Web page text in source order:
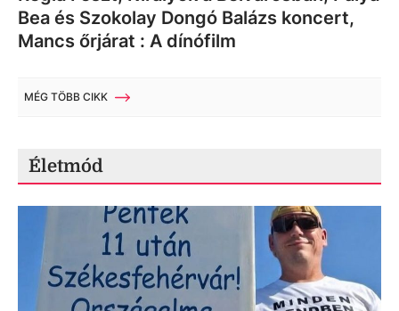
Bea és Szokolay Dongó Balázs koncert,
Mancs őrjárat : A dínófilm
MÉG TÖBB CIKK
Életmód